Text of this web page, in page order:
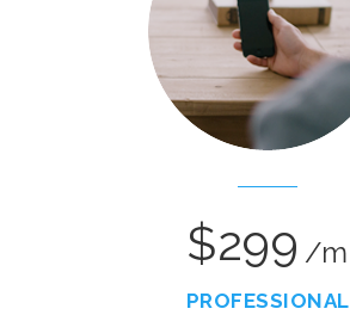
$299 /m
PROFESSIONAL